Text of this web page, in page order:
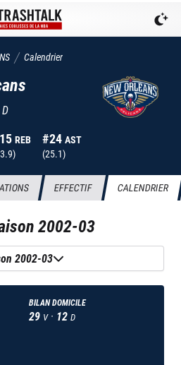
Calendrier
D
15 REB
)
#24 AST
(25.1)
EFFECTIF CALENDRIER
2002-03
2002-03
BILAN DOMICILE
29 V · 12 D